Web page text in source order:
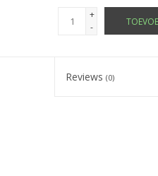
+
-
Reviews(0)